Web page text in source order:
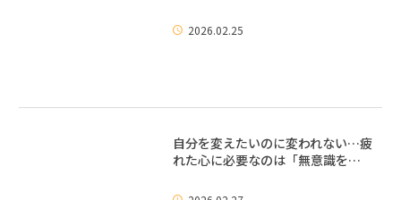
2026.02.25
自分を変えたいのに変われない…疲
れた心に必要なのは「無意識を…